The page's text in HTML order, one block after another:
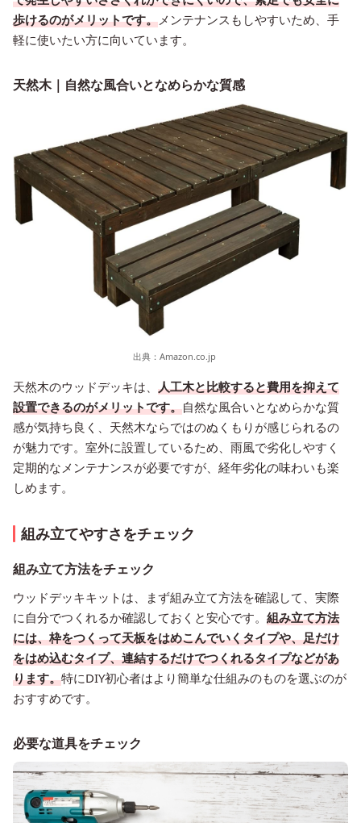
歩けるのがメリットです。メンテナンスもしやすいため、手
軽に使いたい方に向いています。
天然木｜自然な風合いとなめらかな質感
出典： Amazon.co.jp
天然木のウッドデッキは、 人工木と比較すると費用を抑えて
設置できるのがメリットです。自然な風合いとなめらかな質
感が気持ち良く、天然木ならではのぬくもりが感じられるの
が魅力です。室外に設置しているため、雨風で劣化しやすく
定期的なメンテナンスが必要ですが、経年劣化の味わいも楽
しめます。
組み立てやすさをチェック
組み立て方法をチェック
ウッドデッキキットは、まず組み立て方法を確認して、実際
に自分でつくれるか確認しておくと安心です。 組み立て方法
には、枠をつくって天板をはめこんでいくタイプや、足だけ
をはめ込むタイプ、連結するだけでつくれるタイプなどがあ
ります。特にDIY初心者はより簡単な仕組みのものを選ぶのが
おすすめです。
必要な道具をチェック